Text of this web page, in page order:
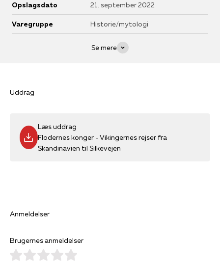
Opslagsdato 21. september 2022
Varegruppe Historie/mytologi
Se mere
Uddrag
Læs uddrag
Flodernes konger - Vikingernes rejser fra
Skandinavien til Silkevejen
Anmeldelser
Brugernes anmeldelser